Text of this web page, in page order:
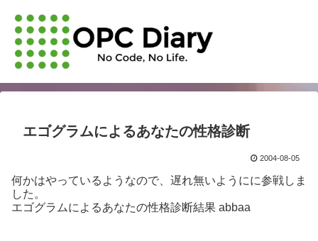
エゴグラムによるあなたの性格診断
2004-08-05
何かはやっているようなので、遅れ無いようにに参戦しま
した。
エゴグラムによるあなたの性格診断結果 abbaa